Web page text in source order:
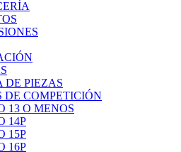
DE PIEZAS
DE COMPETICIÓN
13 O MENOS
14P
15P
16P